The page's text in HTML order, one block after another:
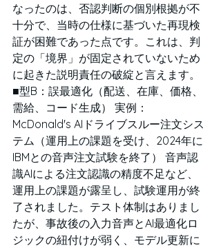
なったのは、否認判断の個別根拠が不
十分で、当時の仕様に基づいた再現検
証が困難であった点です。これは、判
定の「境界」が固定されていないため
に起きた説明責任の破綻と言えます。
■型B：誤最適化（配送、在庫、価格、
需給、コード生成） 実例：
McDonald's AIドライブスルー注文シス
テム（運用上の課題を受け、2024年に
IBMとの音声注文試験を終了） 音声認
識AIによる注文認識の精度不足など、
運用上の課題が露呈し、試験運用が終
了されました。テスト体制はありまし
たが、事故後の入力音声とAI最適化ロ
ジックの紐付けが弱く、モデル更新に